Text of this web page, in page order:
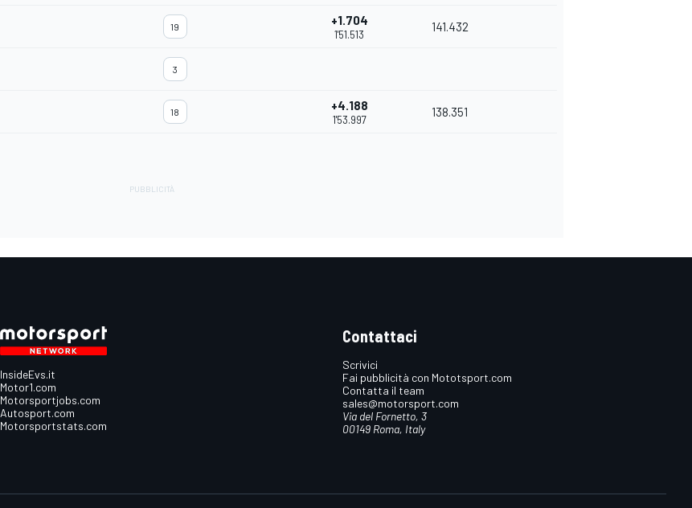
19 +1.704
1'51.513
141.432
3
18 +4.188
1'53.997
138.351
InsideEvs.it
Motor1.com
Motorsportjobs.com
Autosport.com
Motorsportstats.com
Contattaci
Scrivici
Fai pubblicità con Mototsport.com
Contatta il team
sales@motorsport.com
Via del Fornetto, 3
00149 Roma, Italy